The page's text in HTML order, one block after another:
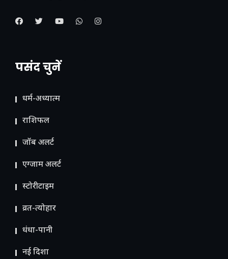
पसंद चुनें
धर्म-अध्यात्म
राशिफल
जॉब अलर्ट
एग्जाम अलर्ट
स्टोरीटाइम
व्रत-त्योहार
धंधा-पानी
नई दिशा